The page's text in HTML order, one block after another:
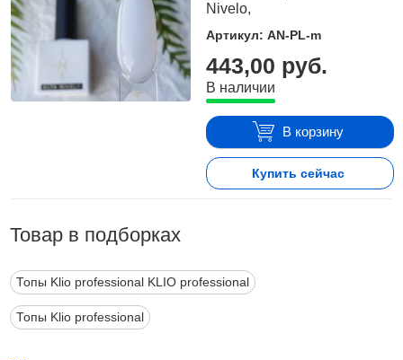
Nivelo,
Артикул: AN-PL-m
443,00 руб.
В наличии
В корзину
Купить сейчас
Товар в подборках
Топы Klio professional KLIO professional
Топы Klio professional